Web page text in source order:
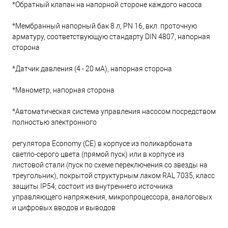
*Обратный клапан на напорной стороне каждого насоса
*Мембранный напорный бак 8 л, PN 16, вкл. проточную
арматуру, соответствующую стандарту DIN 4807, напорная
сторона
*Датчик давления (4 - 20 мА), напорная сторона
*Манометр, напорная сторона
*Автоматическая система управления насосом посредством
полностью электронного
регулятора Economy (СЕ) в корпусе из поликарбоната
светло-серого цвета (прямой пуск) или в корпусе из
листовой стали (пуск по схеме переключения со звезды на
треугольник), покрытой структурным лаком RAL 7035, класс
защиты IP54; состоит из внутреннего источника
управляющего напряжения, микропроцессора, аналоговых
и цифровых вводов и выводов